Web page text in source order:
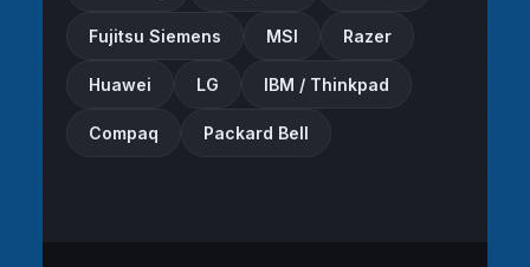
Fujitsu Siemens MSI Razer
Huawei LG IBM / Thinkpad
Compaq Packard Bell